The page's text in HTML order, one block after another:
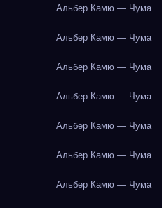
Альбер Камю — Чума
Альбер Камю — Чума
Альбер Камю — Чума
Альбер Камю — Чума
Альбер Камю — Чума
Альбер Камю — Чума
Альбер Камю — Чума